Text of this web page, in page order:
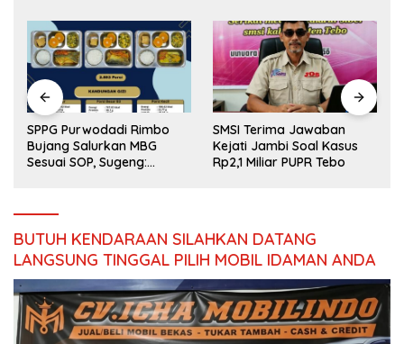
SPPG Purwodadi Rimbo
Bujang Salurkan MBG
Sesuai SOP, Sugeng:
SMSI Terima Jawaban
Kejati Jambi Soal Kasus
Rp2,1 Miliar PUPR Tebo
BUTUH KENDARAAN SILAHKAN DATANG
LANGSUNG TINGGAL PILIH MOBIL IDAMAN ANDA